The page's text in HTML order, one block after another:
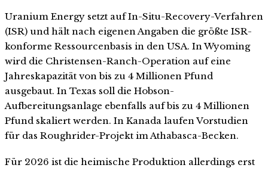
Uranium Energy setzt auf In-Situ-Recovery-Verfahren
(ISR) und hält nach eigenen Angaben die größte ISR-
konforme Ressourcenbasis in den USA. In Wyoming
wird die Christensen-Ranch-Operation auf eine
Jahreskapazität von bis zu 4 Millionen Pfund
ausgebaut. In Texas soll die Hobson-
Aufbereitungsanlage ebenfalls auf bis zu 4 Millionen
Pfund skaliert werden. In Kanada laufen Vorstudien
für das Roughrider-Projekt im Athabasca-Becken.
Für 2026 ist die heimische Produktion allerdings erst